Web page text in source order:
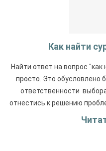
Как найти
Найти ответ на вопрос
просто. Это обусловлено
ответственности
отнестись к решению
психологическое